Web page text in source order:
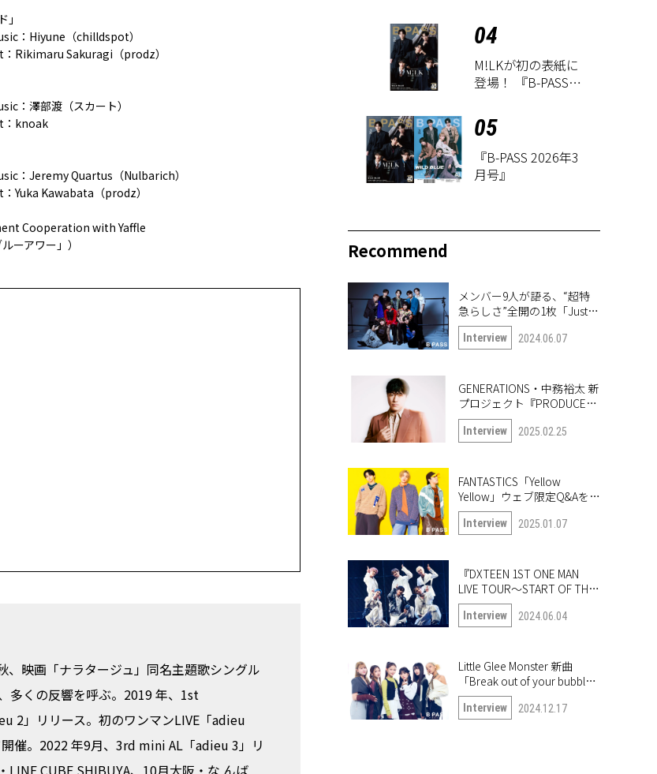
」
：Hiyune（chilldspot）
Rikimaru Sakuragi（prodz）
：澤部渡（スカート）
：knoak
：Jeremy Quartus（Nulbarich）
Yuka Kawabata（prodz）
Cooperation with Yaffle
ーアワー」）
映画「ナラタージュ」同名主題歌シングル
多くの反響を呼ぶ。2019 年、1st
2」リリース。初のワンマンLIVE「adieu
催。2022 年9月、3rd mini AL「adieu 3」リ
CUBE SHIBUYA、10月大阪・な んば
04
M!LKが初の表紙に
登場！ 『B-PASS
月27日に発売
05
『B-PASS 2026年3
月号』
Recommend
メンバー9人が語る、“超特
急らしさ”全開の1枚「Just
like 超特急」
Interview 2024.06.07
GENERATIONS・中務裕太 新
プロジェクト『PRODUCE
6IX COLORS』の第一弾楽曲
「True or Doubt」について
Interview 2025.02.25
FANTASTICS「Yellow
Yellow」ウェブ限定Q&Aを公
開！
Interview 2025.01.07
『DXTEEN 1ST ONE MAN
LIVE TOUR〜START OF THE
QUEST〜』開幕！ ツアー中
の6人に突撃!!
Interview 2024.06.04
Little Glee Monster 新曲
「Break out of your bubble｣
インタビュー。未公開写真
も公開！
Interview 2024.12.17